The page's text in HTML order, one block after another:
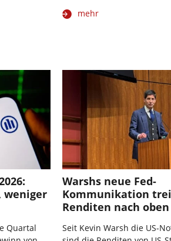
mehr
weniger
Quartal
Warshs neue Fed-
Kommunikation
Renditen nach oben
Seit Kevin Warsh die US-